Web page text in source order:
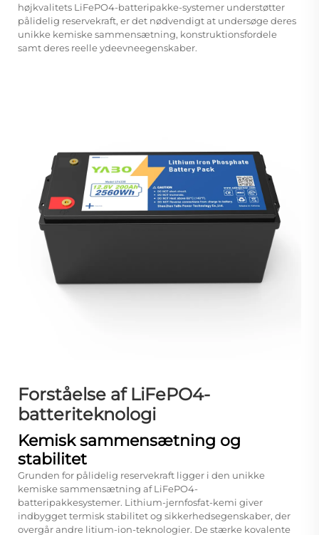
højkvalitets LiFePO4-batteripakke-systemer understøtter
pålidelig reservekraft, er det nødvendigt at undersøge deres
unikke kemiske sammensætning, konstruktionsfordele
samt deres reelle ydeevneegenskaber.
Forståelse af LiFePO4-
batteriteknologi
Kemisk sammensætning og
stabilitet
Grunden for pålidelig reservekraft ligger i den unikke
kemiske sammensætning af LiFePO4-
batteripakkesystemer. Lithium-jernfosfat-kemi giver
indbygget termisk stabilitet og sikkerhedsegenskaber, der
overgår andre litium-ion-teknologier. De stærke kovalente